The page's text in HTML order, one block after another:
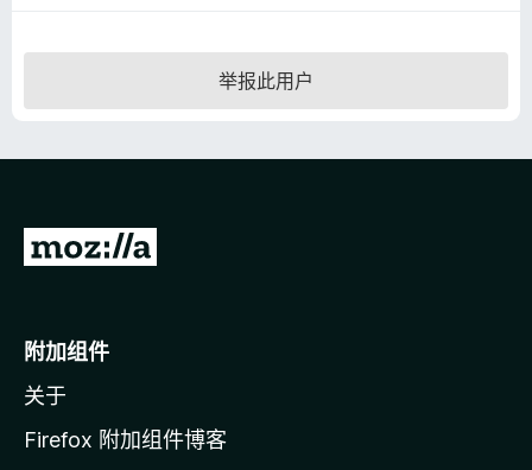
加
组
举报此用户
转
o
i
l
附加组件
关于
Firefox 附加组件博客